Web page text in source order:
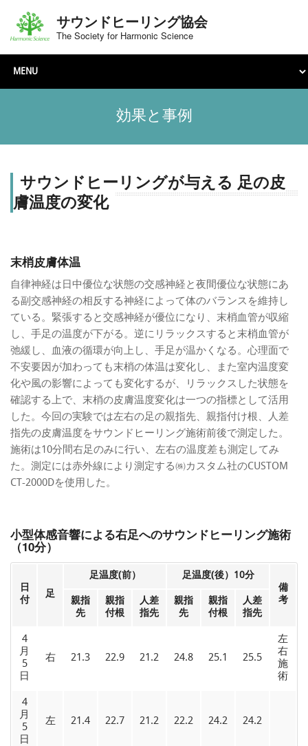
サウンドヒーリング協会
The Society for Harmonic Science
効果と事例
サウンドヒーリングが与える 足の皮
膚温度の変化
末梢皮膚体温
自律神経は日中優位な状態の交感神経と夜間優位な状態にあ
る副交感神経の相反する神経によって体のバランスを維持し
ている。緊張すると交感神経が優位になり、末梢血管が収縮
し、手足の温度が下がる。逆にリラックスすると末梢血管が
弛緩し、血液の循環が向上し、手足が温かくなる。心理面で
不安要因が加わっても末梢の体温は変化し、また室内温度変
化や風の影響によっても変化するが、リラックスした状態を
確認する上で、末梢の皮膚温度変化は一つの指標として活用
した。今回の実験では左右の足の親指先、親指付け根、人差
指先の皮膚温度をサウンドヒーリング施術前後で測定した。
施術は10分間右足のみに行い、左右の温度差も測定してみ
た。測定には赤外線により測定する㈱カスタム社のCUSTOM
CT-2000Dを使用した。
小型体感音響による右足へのサウンドヒーリング施術
（10分）
日
付
足
足温度(前）
足温度(後）10分
備
考
親指
先
親指
付根
人差
指先
親指
先
親指
付根
人差
指先
4
月
5
日
右 21.3 22.9 21.2 24.8 25.1 25.5
左
右
施
術
4
月
5
日
左 21.4 22.7 21.2 22.2 24.2 24.2